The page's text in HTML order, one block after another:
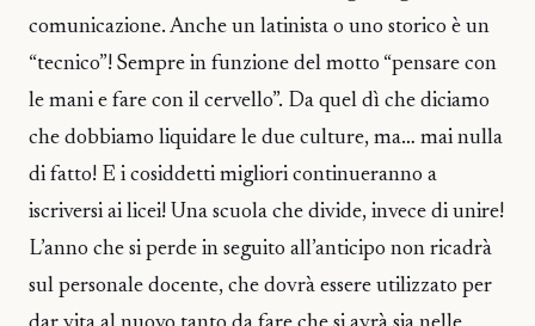
comunicazione. Anche un latinista o uno storico è un
“tecnico”! Sempre in funzione del motto “pensare con
le mani e fare con il cervello”. Da quel dì che diciamo
che dobbiamo liquidare le due culture, ma… mai nulla
di fatto! E i cosiddetti migliori continueranno a
iscriversi ai licei! Una scuola che divide, invece di unire!
L’anno che si perde in seguito all’anticipo non ricadrà
sul personale docente, che dovrà essere utilizzato per